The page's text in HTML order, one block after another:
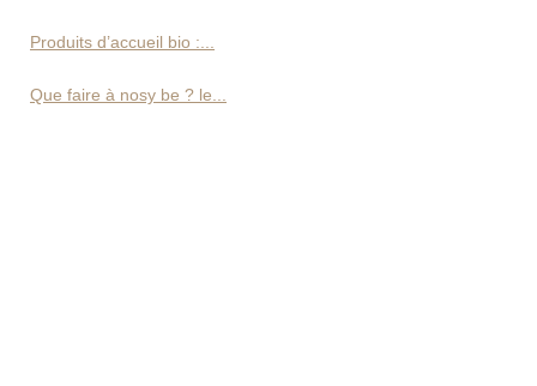
Produits d’accueil bio :...
Que faire à nosy be ? le...